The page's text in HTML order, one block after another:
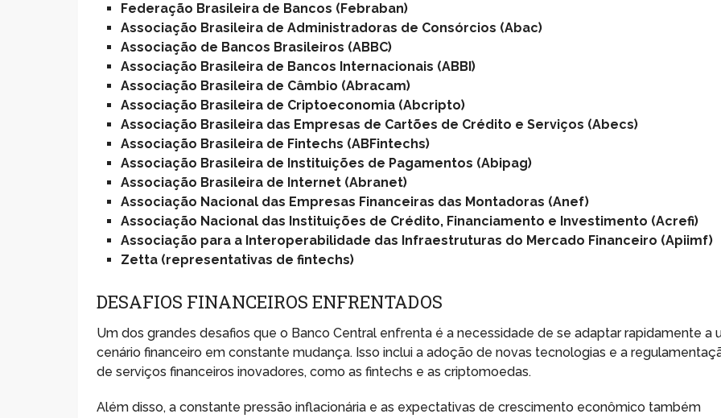
Federação Brasileira de Bancos (Febraban)
Associação Brasileira de Administradoras de Consórcios (Abac)
Associação de Bancos Brasileiros (ABBC)
Associação Brasileira de Bancos Internacionais (ABBI)
Associação Brasileira de Câmbio (Abracam)
Associação Brasileira de Criptoeconomia (Abcripto)
Associação Brasileira das Empresas de Cartões de Crédito e Serviços (Abecs)
Associação Brasileira de Fintechs (ABFintechs)
Associação Brasileira de Instituições de Pagamentos (Abipag)
Associação Brasileira de Internet (Abranet)
Associação Nacional das Empresas Financeiras das Montadoras (Anef)
Associação Nacional das Instituições de Crédito, Financiamento e Investimento (Acrefi)
Associação para a Interoperabilidade das Infraestruturas do Mercado Financeiro (Apiimf)
Zetta (representativas de fintechs)
DESAFIOS FINANCEIROS ENFRENTADOS
Um dos grandes desafios que o Banco Central enfrenta é a necessidade de se adaptar rapidamente a
cenário financeiro em constante mudança. Isso inclui a adoção de novas tecnologias e a
de serviços financeiros inovadores, como as fintechs e as criptomoedas.
Além disso, a constante pressão inflacionária e as expectativas de crescimento econômico também